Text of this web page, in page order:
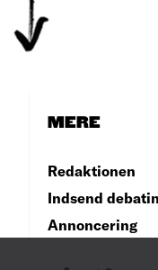
MERE
Redaktionen
Indsend
Annoncering